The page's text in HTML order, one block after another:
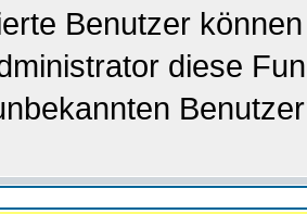
Benutzer
diese